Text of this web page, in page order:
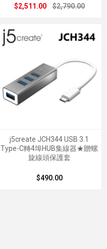
$2,511.00
$2,790.00
j5create JCH344 USB 3.1
Type-C轉4埠HUB集線器★贈螺
旋線頭保護套
$490.00